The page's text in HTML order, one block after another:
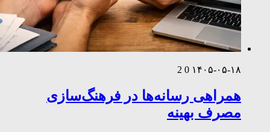
۱۴۰۵-۰۵-۱۸ 0
2
همراهی رسانه‌ها در فرهنگ‌سازی
مصرف بهینه